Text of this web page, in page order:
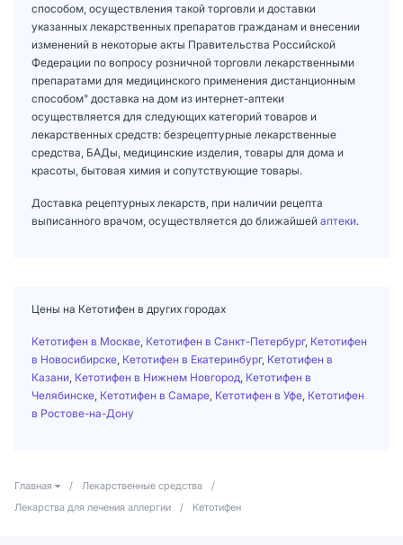
способом, осуществления такой торговли и доставки
указанных лекарственных препаратов гражданам и внесении
изменений в некоторые акты Правительства Российской
Федерации по вопросу розничной торговли лекарственными
препаратами для медицинского применения дистанционным
способом" доставка на дом из интернет-аптеки
осуществляется для следующих категорий товаров и
лекарственных средств: безрецептурные лекарственные
средства, БАДы, медицинские изделия, товары для дома и
красоты, бытовая химия и сопутствующие товары.
Доставка рецептурных лекарств, при наличии рецепта
выписанного врачом, осуществляется до ближайшей аптеки.
Цены на Кетотифен в других городах
Кетотифен в Москве Кетотифен в Санкт-Петербург, Кетотифен
в Новосибирске Кетотифен в Екатеринбург, Кетотифен в
Казани Кетотифен в Нижнем Новгород Кетотифен в
Челябинске Кетотифен в Самаре Кетотифен в Уфе Кетотифен
в Ростове-на-Дону
Главная / Лекарственные средства
/
Лекарства для лечения аллергии
/ Кетотифен